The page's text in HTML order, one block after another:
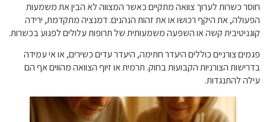
חוסר כשרות לערוך צוואה מתקיים כאשר המצווה לא הבין את משמעות
הפעולה, את היקף רכושו או את זהות הנהנים. דמנציה מתקדמת, ירידה
קוגניטיבית קשה או השפעה משמעותית של תרופות עלולים לפגוע בכשרות.
פגמים צורניים כוללים היעדר חתימה, היעדר עדים כשירים, או אי עמידה
בדרישות הצורניות הקבועות בחוק. תרמית או זיוף הצוואה מהווים אף הם
עילה להתנגדות.